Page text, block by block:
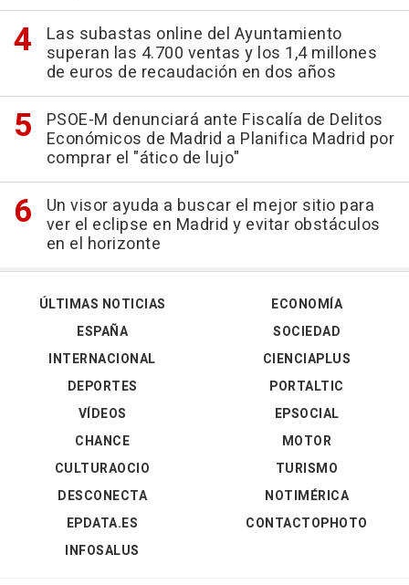
Las subastas online del Ayuntamiento
superan las 4.700 ventas y los 1,4 millones
de euros de recaudación en dos años
PSOE-M denunciará ante Fiscalía de Delitos
Económicos de Madrid a Planifica Madrid por
comprar el "ático de lujo"
Un visor ayuda a buscar el mejor sitio para
ver el eclipse en Madrid y evitar obstáculos
en el horizonte
ÚLTIMAS NOTICIAS
ESPAÑA
INTERNACIONAL
DEPORTES
VÍDEOS
ECONOMÍA
SOCIEDAD
CIENCIAPLUS
PORTALTIC
EPSOCIAL
CHANCE
CULTURAOCIO
DESCONECTA
EPDATA.ES
INFOSALUS
MOTOR
TURISMO
NOTIMÉRICA
CONTACTOPHOTO